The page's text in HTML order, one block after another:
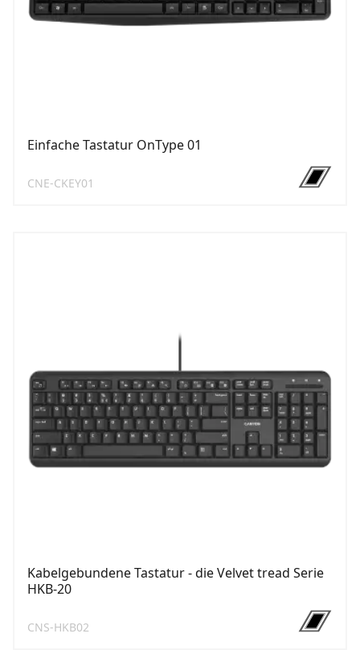
Einfache Tastatur OnType 01
CNE-CKEY01
Kabelgebundene Tastatur - die Velvet tread Serie
HKB-20
CNS-HKB02